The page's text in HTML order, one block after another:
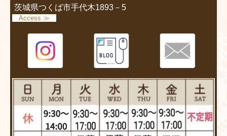
茨城県つくば市手代木1893－5
Access ≫